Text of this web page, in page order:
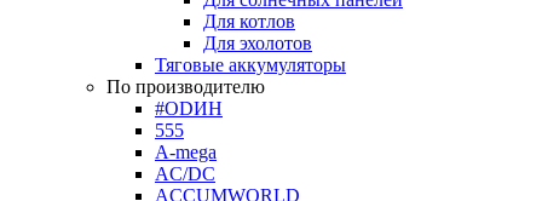
Для котлов
Для эхолотов
Тяговые аккумуляторы
По производителю
#ODИН
555
A-mega
AC/DC
ACCUMWORLD